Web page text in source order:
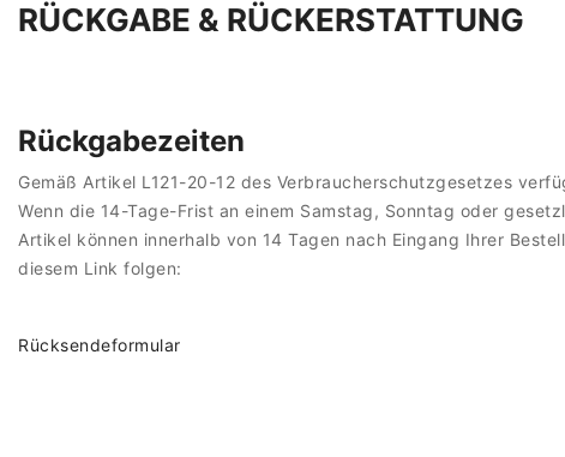
RÜCKGABE & RÜCKERSTATTUNG
Rückgabezeiten
Gemäß Artikel L121-20-12 des Verbraucherschutzgesetzes
Wenn die 14-Tage-Frist an einem Samstag, Sonntag oder
Artikel können innerhalb von 14 Tagen nach Eingang Ihrer
diesem Link folgen:
Rücksendeformular